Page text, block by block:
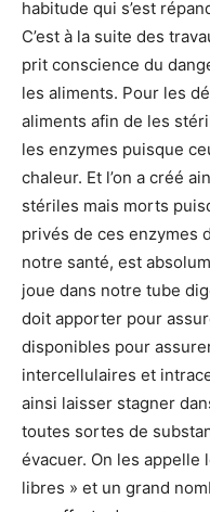
habitude qui s’est
C’est à la suite des
prit conscience du
les aliments. Pour les
aliments afin de les
les enzymes puisque
chaleur. Et l’on a créé
stériles mais morts
privés de ces enzymes
notre santé, est
joue dans notre tube
doit apporter pour
disponibles pour
intercellulaires et
ainsi laisser stagner
toutes sortes de
évacuer. On les appelle
libres » et un grand